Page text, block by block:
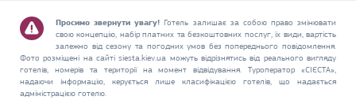
Просимо звернути увагу! Готель залишає за собою право змінювати
свою концепцію, набір платних та безкоштовних послуг, їх види, вартість
залежно від сезону та погодних умов без попереднього повідомлення.
Фото розміщені на сайті siesta.kiev.ua можуть відрізнятись від реального вигляду
готелів, номерів та території на момент відвідування. Туроператор «СІЄСТА»,
надаючи інформацію, керується лише класифікацією готелів, що надається
адміністрацією готелю.